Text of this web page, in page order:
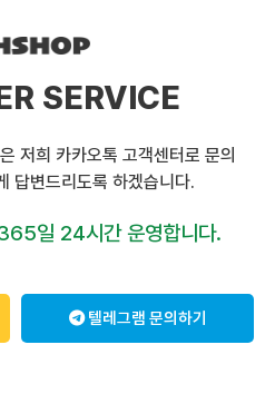
SERVICE
저희 카카오톡 고객센터로 문의
답변드리도록 하겠습니다.
일 24시간 운영합니다.
텔레그램 문의하기